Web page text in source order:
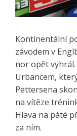
Kontinentální
závodem v
nor opět vyhrál.
Urbancem,
Pettersena
na vítěze
Hlava na páté
za ním.